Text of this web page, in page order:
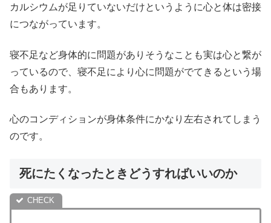
カルシウムが足りていないだけというように心と体は密接
につながっています。
寝不足など身体的に問題がありそうなことも実は心と繋が
っているので、寝不足により心に問題がでてきるという場
合もあります。
心のコンディションが身体条件にかなり左右されてしまう
のです。
死にたくなったときどうすればいいのか